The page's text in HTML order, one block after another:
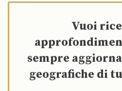
Vuoi
sempre
geografiche di